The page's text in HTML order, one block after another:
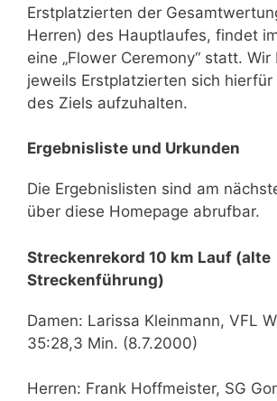
Erstplatzierten der
Herren) des Hauptlaufes, findet
eine „Flower Ceremony“ statt.
jeweils Erstplatzierten sich hierfür
des Ziels aufzuhalten.
Ergebnisliste und Urkunden
Die Ergebnislisten sind am
über diese Homepage abrufbar.
Streckenrekord 10 km Lauf (alte
Streckenführung)
Damen: Larissa Kleinmann, VFL
35:28,3 Min. (8.7.2000)
Herren: Frank Hoffmeister, SG